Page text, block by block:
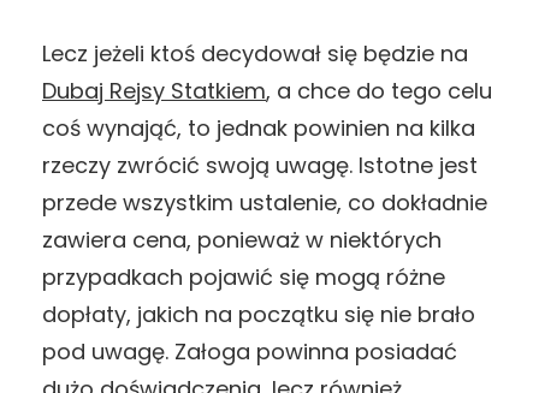
Lecz jeżeli ktoś decydował się będzie na
Dubaj Rejsy Statkiem, a chce do tego celu
coś wynająć, to jednak powinien na kilka
rzeczy zwrócić swoją uwagę. Istotne jest
przede wszystkim ustalenie, co dokładnie
zawiera cena, ponieważ w niektórych
przypadkach pojawić się mogą różne
dopłaty, jakich na początku się nie brało
pod uwagę. Załoga powinna posiadać